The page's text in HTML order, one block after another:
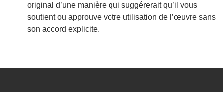
original d’une manière qui suggérerait qu’il vous
soutient ou approuve votre utilisation de l’œuvre sans
son accord explicite.